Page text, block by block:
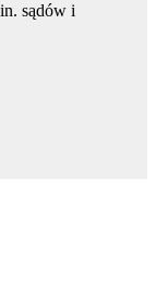
sądów i